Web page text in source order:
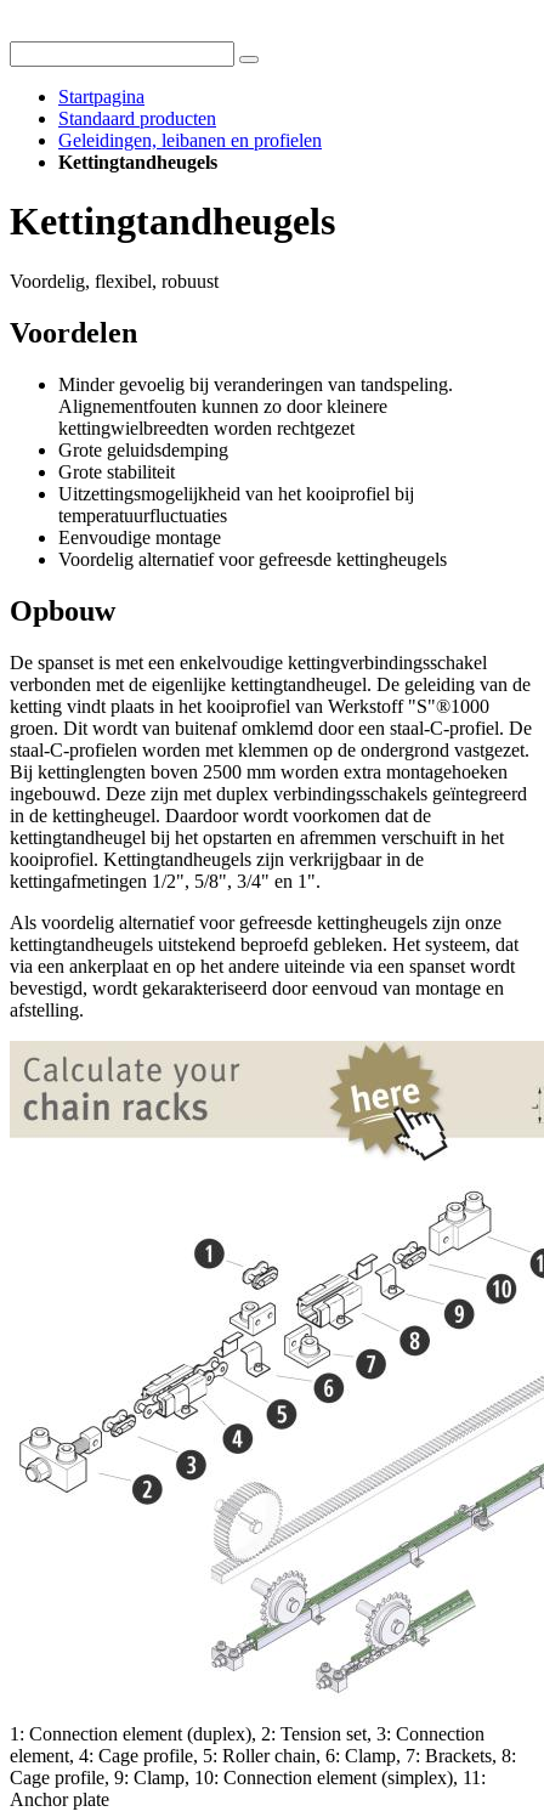
Startpagina
Standaard producten
Geleidingen, leibanen en profielen
Kettingtandheugels
Kettingtandheugels
Voordelig, flexibel, robuust
Voordelen
Minder gevoelig bij veranderingen van tandspeling.
Alignementfouten kunnen zo door kleinere
kettingwielbreedten worden rechtgezet
Grote geluidsdemping
Grote stabiliteit
Uitzettingsmogelijkheid van het kooiprofiel bij
temperatuurfluctuaties
Eenvoudige montage
Voordelig alternatief voor gefreesde kettingheugels
Opbouw
De spanset is met een enkelvoudige kettingverbindingsschakel
verbonden met de eigenlijke kettingtandheugel. De geleiding van de
ketting vindt plaats in het kooiprofiel van Werkstoff "S"®1000
groen. Dit wordt van buitenaf omklemd door een staal-C-profiel. De
staal-C-profielen worden met klemmen op de ondergrond vastgezet.
Bij kettinglengten boven 2500 mm worden extra montagehoeken
ingebouwd. Deze zijn met duplex verbindingsschakels geïntegreerd
in de kettingheugel. Daardoor wordt voorkomen dat de
kettingtandheugel bij het opstarten en afremmen verschuift in het
kooiprofiel. Kettingtandheugels zijn verkrijgbaar in de
kettingafmetingen 1/2", 5/8", 3/4" en 1".
Als voordelig alternatief voor gefreesde kettingheugels zijn onze
kettingtandheugels uitstekend beproefd gebleken. Het systeem, dat
via een ankerplaat en op het andere uiteinde via een spanset wordt
bevestigd, wordt gekarakteriseerd door eenvoud van montage en
afstelling.
1: Connection element (duplex), 2: Tension set, 3: Connection
element, 4: Cage profile, 5: Roller chain, 6: Clamp, 7: Brackets, 8:
Cage profile, 9: Clamp, 10: Connection element (simplex), 11:
Anchor plate